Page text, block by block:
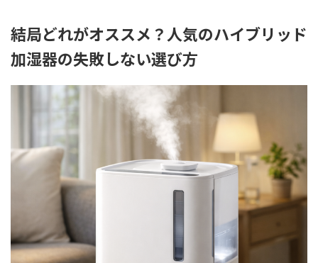
結局どれがオススメ？人気のハイブリッド
加湿器の失敗しない選び方